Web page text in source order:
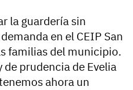
la guardería sin
en el CEIP San
familias del municipio.
prudencia de Evelia
ahora un